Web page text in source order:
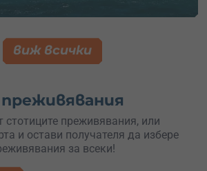
виж всички
стотиците преживявания, или
и остави получателя да избере
за всеки!